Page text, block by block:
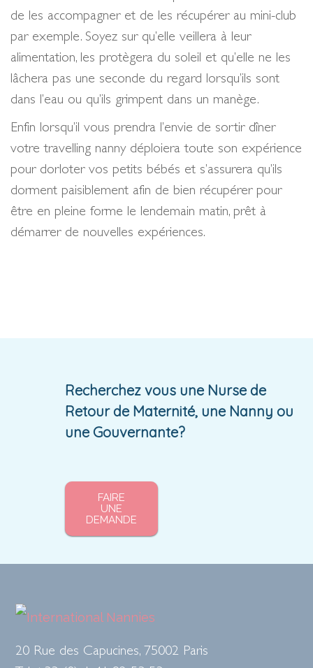
de les accompagner et de les récupérer au mini-club
par exemple. Soyez sur qu’elle veillera à leur
alimentation, les protègera du soleil et qu’elle ne les
lâchera pas une seconde du regard lorsqu’ils sont
dans l’eau ou qu’ils grimpent dans un manège.
Enfin lorsqu’il vous prendra l’envie de sortir dîner
votre travelling nanny déploiera toute son expérience
pour dorloter vos petits bébés et s’assurera qu’ils
dorment paisiblement afin de bien récupérer pour
être en pleine forme le lendemain matin, prêt à
démarrer de nouvelles expériences.
Recherchez vous une Nurse de
Retour de Maternité, une Nanny ou
une Gouvernante?
FAIRE
UNE
DEMANDE
20 Rue des Capucines, 75002 Paris